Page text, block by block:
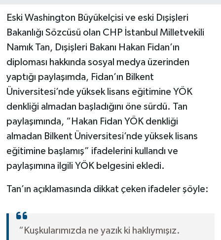
Eski Washington Büyükelçisi ve eski Dışişleri
Bakanlığı Sözcüsü olan CHP İstanbul Milletvekili
Namık Tan, Dışişleri Bakanı Hakan Fidan’ın
diploması hakkında sosyal medya üzerinden
yaptığı paylaşımda, Fidan’ın Bilkent
Üniversitesi’nde yüksek lisans eğitimine YÖK
denkliği almadan başladığını öne sürdü. Tan
paylaşımında, “Hakan Fidan YÖK denkliği
almadan Bilkent Üniversitesi’nde yüksek lisans
eğitimine başlamış” ifadelerini kullandı ve
paylaşımına ilgili YÖK belgesini ekledi.
Tan’ın açıklamasında dikkat çeken ifadeler şöyle:
“Kuşkularımızda ne yazık ki haklıymışız.